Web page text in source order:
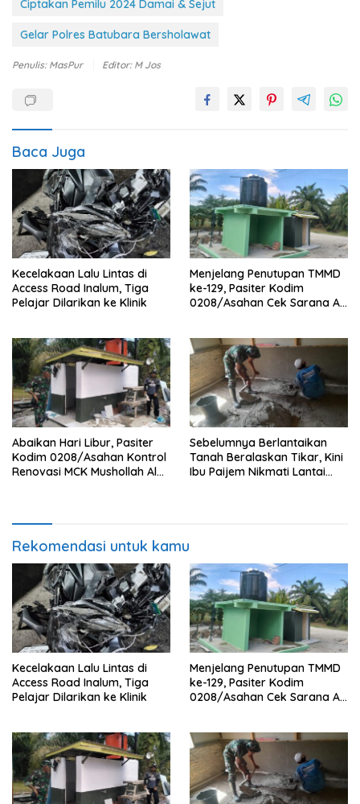
Ciptakan Pemilu 2024 Damai & Sejut
Gelar Polres Batubara Bersholawat
Penulis: MasPur Editor: M Jos
Baca Juga
Kecelakaan Lalu Lintas di
Access Road Inalum, Tiga
Pelajar Dilarikan ke Klinik
Menjelang Penutupan TMMD
ke-129, Pasiter Kodim
0208/Asahan Cek Sarana Air
Abaikan Hari Libur, Pasiter
Kodim 0208/Asahan Kontrol
Renovasi MCK Mushollah Al
Sebelumnya Berlantaikan
Tanah Beralaskan Tikar, Kini
Ibu Paijem Nikmati Lantai
Rekomendasi untuk kamu
Kecelakaan Lalu Lintas di
Access Road Inalum, Tiga
Pelajar Dilarikan ke Klinik
Menjelang Penutupan TMMD
ke-129, Pasiter Kodim
0208/Asahan Cek Sarana Air